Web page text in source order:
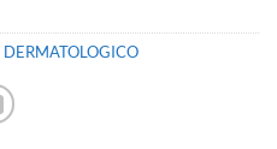
DERMATOLOGICO